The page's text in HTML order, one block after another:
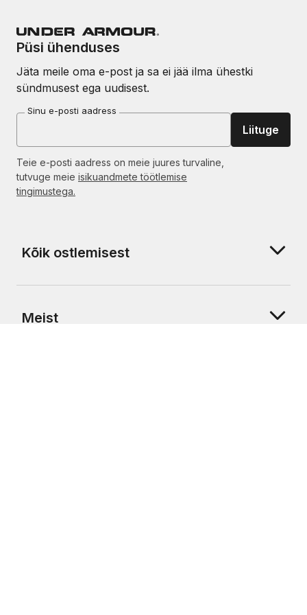
Püsi ühenduses
Jäta meile oma e-post ja sa ei jää ilma ühestki
sündmusest ega uudisest.
Sinu e-posti aadress
Liituge
Teie e-posti aadress on meie juures turvaline,
tutvuge meie isikuandmete töötlemise
tingimustega.
Kõik ostlemisest
Meist